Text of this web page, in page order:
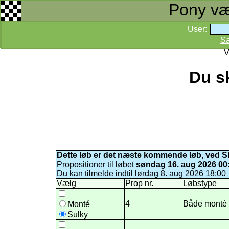
Pony
User:
Du
Dette løb er det næste kommende løb, ved
Propositioner til løbetsøndag 16. aug 2026
Du kan tilmelde indtil lørdag 8. aug 2026 18:00
Vælg
Prop nr. Løbstype
Monté
Sulky
4 Både